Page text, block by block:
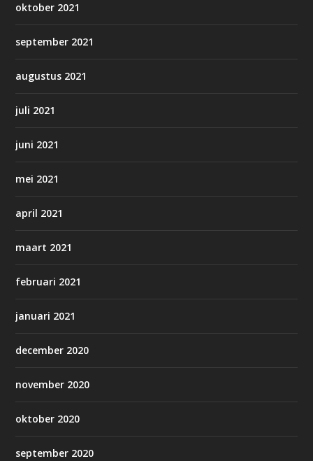
oktober 2021
september 2021
augustus 2021
juli 2021
juni 2021
mei 2021
april 2021
maart 2021
februari 2021
januari 2021
december 2020
november 2020
oktober 2020
september 2020